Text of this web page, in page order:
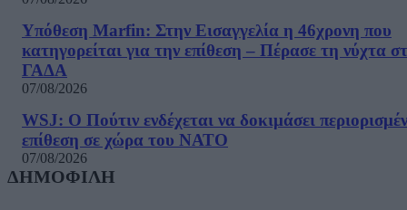
Υπόθεση Marfin: Στην Εισαγγελία η 46χρονη που
κατηγορείται για την επίθεση – Πέρασε τη νύχτα
ΓΑΔΑ
07/08/2026
WSJ: Ο Πούτιν ενδέχεται να δοκιμάσει
επίθεση σε χώρα του ΝΑΤΟ
07/08/2026
ΔΗΜΟΦΙΛΗ